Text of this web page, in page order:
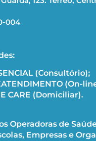
004
(Consultório);
(On-
CARE (Domiciliar).
Operadoras de
Empresas e